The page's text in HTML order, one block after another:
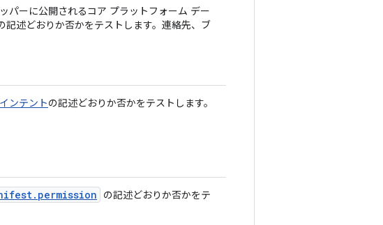
パーに公開されるコア プラットフォーム デー
記述どおりか否かをテストします。連絡先、ブ
ンテントの記述どおりか否かをテストします。
の記述どおりか否かをテ